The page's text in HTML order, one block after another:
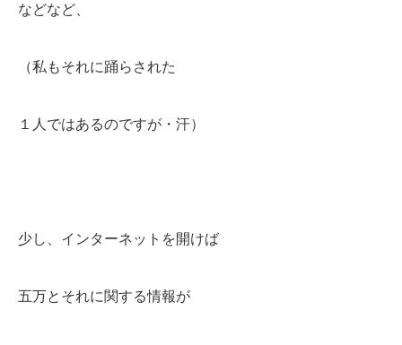
などなど、
（私もそれに踊らされた
１人ではあるのですが・汗）
少し、インターネットを開けば
五万とそれに関する情報が